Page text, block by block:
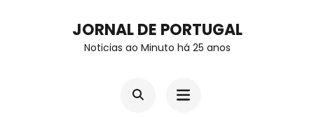
JORNAL DE PORTUGAL
Noticias ao Minuto há 25 anos